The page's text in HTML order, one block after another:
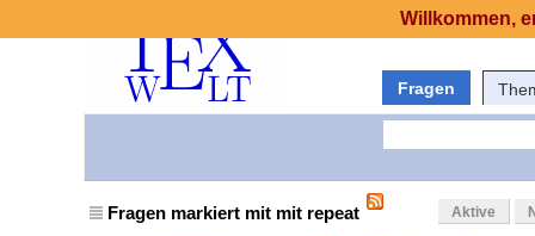
Fragen
Fragen markiert mit mit repeat Aktive
Willkommen,